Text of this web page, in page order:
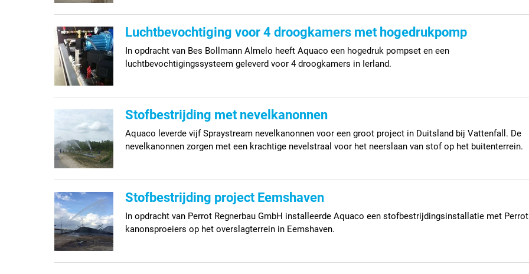
Luchtbevochtiging voor 4 droogkamers met hogedrukpomp
In opdracht van Bes Bollmann Almelo heeft Aquaco een hogedruk pompset en een
luchtbevochtigingssysteem geleverd voor 4 droogkamers in Ierland.
Stofbestrijding met nevelkanonnen
Aquaco leverde vijf Spraystream nevelkanonnen voor een groot project in Duitsland bij Vattenfall. De
nevelkanonnen zorgen met een krachtige nevelstraal voor het neerslaan van stof op het buitenterrein.
Stofbestrijding project Eemshaven
In opdracht van Perrot Regnerbau GmbH installeerde Aquaco een stofbestrijdingsinstallatie met Perrot
kanonsproeiers op het overslagterrein in Eemshaven.